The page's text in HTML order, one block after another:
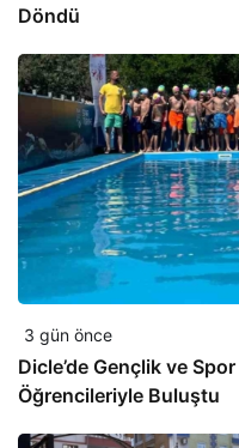
Döndü
3 gün önce
Dicle’de Gençlik ve
Öğrencileriyle Buluştu